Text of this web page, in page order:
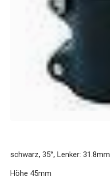
schwarz, 35°, Lenker: 31.8mm
Höhe 45mm